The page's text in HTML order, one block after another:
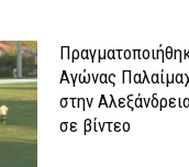
Αγώνας
στην
σε βίντεο